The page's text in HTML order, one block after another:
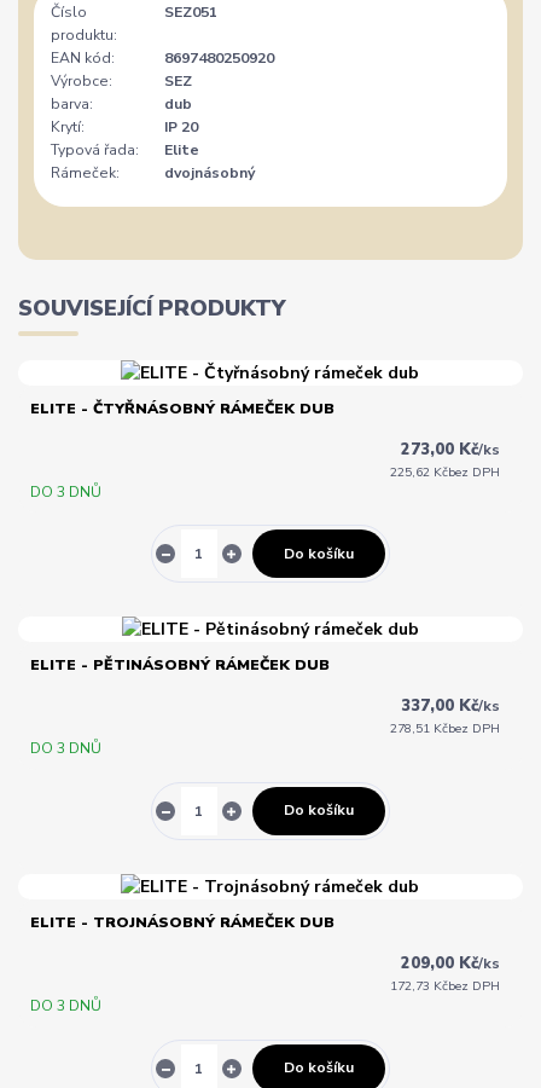
Číslo
produktu:
SEZ051
EAN kód:
8697480250920
Výrobce:
SEZ
barva:
dub
Krytí:
IP 20
Typová řada:
Elite
Rámeček:
dvojnásobný
SOUVISEJÍCÍ PRODUKTY
ELITE - ČTYŘNÁSOBNÝ RÁMEČEK DUB
273,00 Kč/ks
225,62 Kčbez DPH
DO 3 DNŮ
Do košíku
ELITE - PĚTINÁSOBNÝ RÁMEČEK DUB
337,00 Kč/ks
278,51 Kčbez DPH
DO 3 DNŮ
Do košíku
ELITE - TROJNÁSOBNÝ RÁMEČEK DUB
209,00 Kč/ks
172,73 Kčbez DPH
DO 3 DNŮ
Do košíku